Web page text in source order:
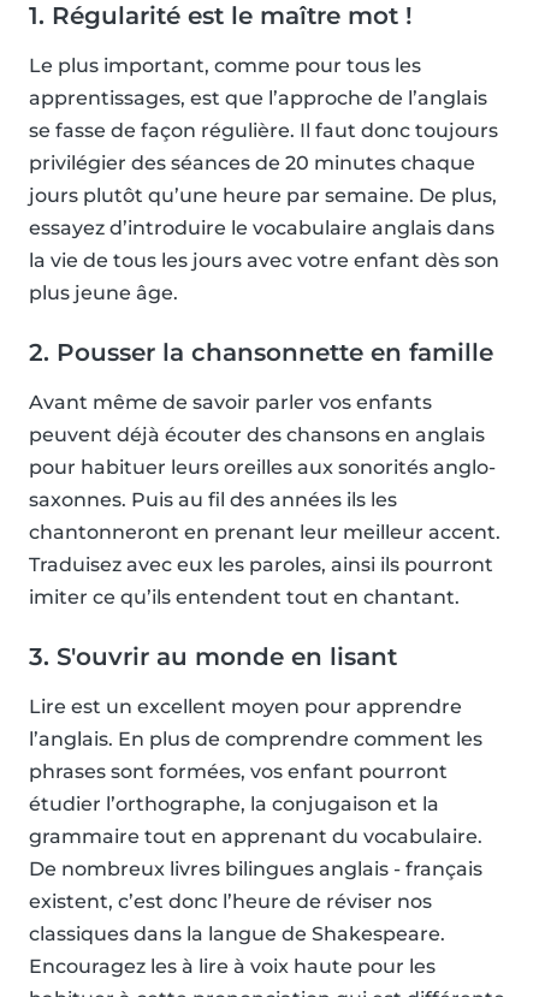
1. Régularité est le maître mot !
Le plus important, comme pour tous les
apprentissages, est que l’approche de l’anglais
se fasse de façon régulière. Il faut donc toujours
privilégier des séances de 20 minutes chaque
jours plutôt qu’une heure par semaine. De plus,
essayez d’introduire le vocabulaire anglais dans
la vie de tous les jours avec votre enfant dès son
plus jeune âge.
2. Pousser la chansonnette en famille
Avant même de savoir parler vos enfants
peuvent déjà écouter des chansons en anglais
pour habituer leurs oreilles aux sonorités anglo-
saxonnes. Puis au fil des années ils les
chantonneront en prenant leur meilleur accent.
Traduisez avec eux les paroles, ainsi ils pourront
imiter ce qu’ils entendent tout en chantant.
3. S'ouvrir au monde en lisant
Lire est un excellent moyen pour apprendre
l’anglais. En plus de comprendre comment les
phrases sont formées, vos enfant pourront
étudier l’orthographe, la conjugaison et la
grammaire tout en apprenant du vocabulaire.
De nombreux livres bilingues anglais - français
existent, c’est donc l’heure de réviser nos
classiques dans la langue de Shakespeare.
Encouragez les à lire à voix haute pour les